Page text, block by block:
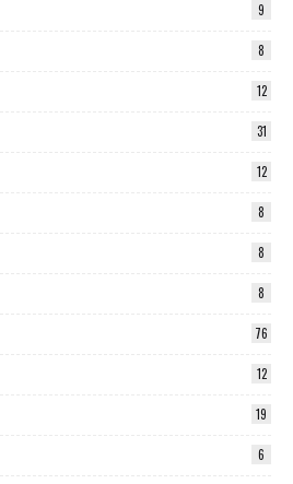
9
8
12
31
12
8
8
8
76
12
19
6